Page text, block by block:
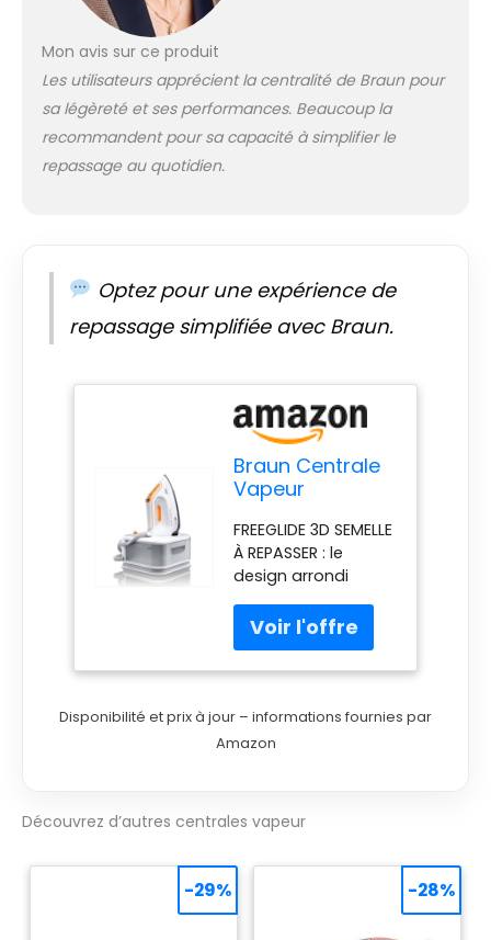
coton, soie, laine et
polyester sans
compromettre les
résultats Mode Eco :
Design compact
pour un rangement
peu encombrant et
facile. Réservoir de
1,5 litre qui vous
permet de repasser
jusqu'à 1 heure sans
avoir à le remplir
Mon avis sur ce produit
Les utilisateurs apprécient la centralité de Braun pour
sa légèreté et ses performances. Beaucoup la
recommandent pour sa capacité à simplifier le
repassage au quotidien.
Optez pour une expérience de
repassage simplifiée avec Braun.
Braun Centrale
Vapeur
2400 W
FREEGLIDE 3D SEMELLE
À REPASSER : le
design arrondi
à 360 sur n'importe
quel tissu, sur tous
les obstacles,
Ainsi, vous ne restez
plus coincé aux
pression de pompe
effet pressing de
vapeur fine peut
Disponibilité et prix à jour – informations fournies par
Amazon
Découvrez d’autres centrales vapeur
-29% -28%